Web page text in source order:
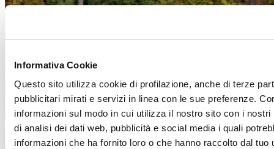
Informativa Cookie
Questo sito utilizza cookie di profilazione, anche di terze
pubblicitari mirati e servizi in linea con le sue preferenze.
informazioni sul modo in cui utilizza il nostro sito con i
di analisi dei dati web, pubblicità e social media i quali
informazioni che ha fornito loro o che hanno raccolto dal